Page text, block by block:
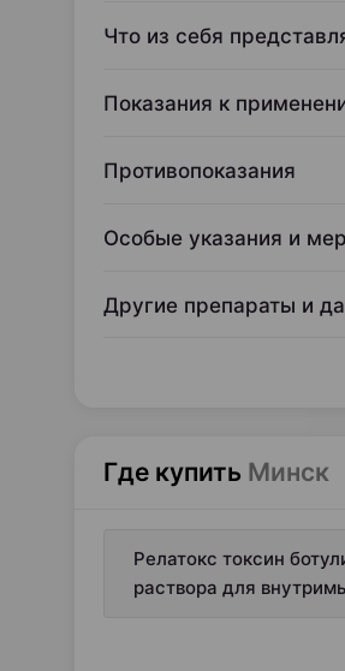
Что из себя
Показания к
Противопоказания
Особые указания и
Другие препараты и
Где купить Минск
Релатокс токсин
раствора для